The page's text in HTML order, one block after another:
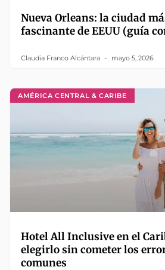
Nueva Orleans: la ciudad
fascinante de EEUU (guía
Claudia Franco Alcántara mayo 5, 2026
AMÉRICA CENTRAL & CARIBE
Hotel All Inclusive en el
elegirlo sin cometer los
comunes